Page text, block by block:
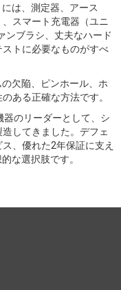
は、測定器、アース
スマート充電器（ユニ
ンブラシ、丈夫なハード
トに必要なものがすべ
欠陥、ピンホール、ホ
ある正確な方法です。
のリーダーとして、シ
してきました。デフェ
、優れた2年保証に支え
な選択肢です。